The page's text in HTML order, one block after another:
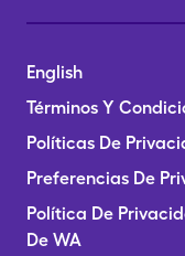
English
Términos Y
Políticas De
Preferencias De
Política De
De WA